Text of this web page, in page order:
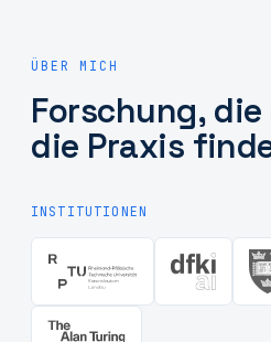
ÜBER MICH
Forschung,
die Praxis
INSTITUTIONEN